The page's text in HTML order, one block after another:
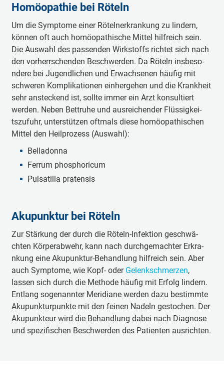
Ho­möo­pa­thie bei Röteln
Um die Sy­mpto­me einer Rö­te­lne­rkra­nkung zu lindern,
können oft auch ho­möo­pa­thi­sche Mittel hilfreich sein.
Die Auswahl des pa­sse­nden Wirkstoffs richtet sich nach
den vo­rhe­rrsche­nden Be­schwe­rden. Da Röteln i­nsbe­so­
nde­re bei Ju­ge­ndli­chen und E­rwa­chse­nen häufig mit
schweren Ko­mpli­ka­tio­nen ei­nhe­rge­hen und die Krankheit
sehr a­nste­ckend ist, sollte immer ein Arzt ko­nsu­ltiert
werden. Neben Be­ttru­he und au­srei­che­nder Flü­ssi­gkei­
tszu­fuhr, u­nte­rstü­tzen oftmals diese ho­möo­pa­thi­schen
Mittel den Hei­lpro­zess (Auswahl):
Be­lla­do­nna
Ferrum pho­spho­ri­cum
Pu­lsa­ti­lla pra­te­nsis
A­ku­pu­nktur bei Röteln
Zur Stärkung der durch die Röteln-I­nfe­ktion ge­schwä­
chten Kö­rpe­ra­bwehr, kann nach du­rchge­ma­chter E­rkra­
nkung eine A­ku­pu­nktur-Be­ha­ndlung hilfreich sein. Aber
auch Sy­mpto­me, wie Kopf- oder Ge­le­nkschme­rzen,
lassen sich durch die Me­tho­de häufig mit Erfolg lindern.
Entlang so­ge­na­nnter Me­ri­dia­ne werden dazu be­sti­mmte
A­ku­pu­nktu­rpu­nkte mit den feinen Nadeln ge­sto­chen. Der
A­ku­pu­nkteur wird die Be­ha­ndlung dabei nach Dia­gno­se
und spe­zi­fi­schen Be­schwe­rden des Pa­tie­nten au­sri­chten.